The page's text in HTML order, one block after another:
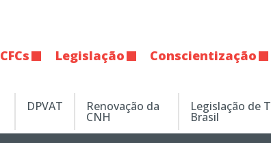
CFCs Legislação Conscientização
DPVAT Renovação da
CNH
Legislação de
Brasil